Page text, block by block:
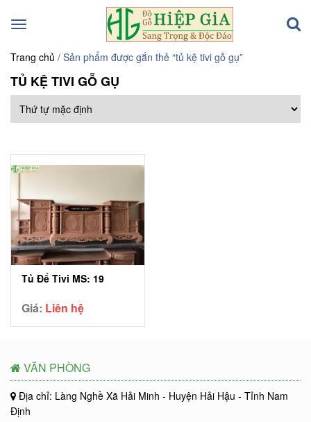
Toggle
Trang chủ / Sản phẩm được gắn thẻ “tủ kệ tivi gỗ gụ”
TỦ KỆ TIVI GỖ GỤ
Tủ Để Tivi MS: 19
Giá: Liên hệ
VĂN PHÒNG
Địa chỉ: Làng Nghề Xã Hải Minh - Huyện Hải Hậu - Tỉnh Nam
Định